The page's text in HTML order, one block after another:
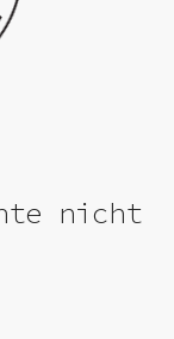
nicht